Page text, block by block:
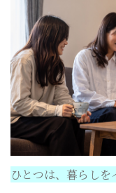
ひとつは、暮らしを